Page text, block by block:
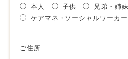
本人 子供 兄弟・姉妹
ケアマネ・ソーシャルワーカー
ご住所